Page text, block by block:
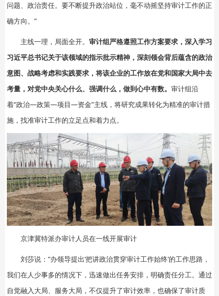
问题、政治责任。要不断提升政治站位，毫不动摇坚持审计工作的正
确方向。”
主线一理，局面全开。 审计组严格遵照工作方案要求，深入学习
习近平总书记关于该领域的指示批示精神，深刻领会背后蕴含的政治
意图、战略考虑和实践要求，将该企业的工作放在党和国家大局中去
考量，对党中央关心什么、强调什么，做到心中有数。 审计组沿
着“政治—政策—项目—资金”主线，将研究成果转化为精准的审计措
施，找准审计工作的立足点和着力点。
京津冀特派办审计人员在一线开展审计
刘莎说：“办领导提出‘把讲政治贯穿审计工作始终’的工作思路，
我们在人少事多的情况下，迅速做出任务安排，明确责任分工。通过
自觉融入大局、服务大局，不仅提升了审计效率，也确保了审计质